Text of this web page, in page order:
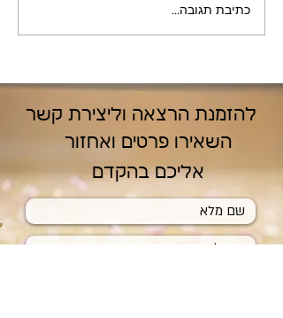
כתיבת תגובה...
להזמנת הרצאה וליצירת קשר
השאירו פרטים ואחזור
אליכם בהקדם